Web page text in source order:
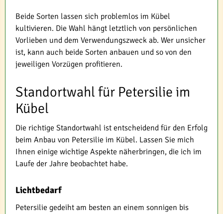
Beide Sorten lassen sich problemlos im Kübel
kultivieren. Die Wahl hängt letztlich von persönlichen
Vorlieben und dem Verwendungszweck ab. Wer unsicher
ist, kann auch beide Sorten anbauen und so von den
jeweiligen Vorzügen profitieren.
Standortwahl für Petersilie im
Kübel
Die richtige Standortwahl ist entscheidend für den Erfolg
beim Anbau von Petersilie im Kübel. Lassen Sie mich
Ihnen einige wichtige Aspekte näherbringen, die ich im
Laufe der Jahre beobachtet habe.
Lichtbedarf
Petersilie gedeiht am besten an einem sonnigen bis